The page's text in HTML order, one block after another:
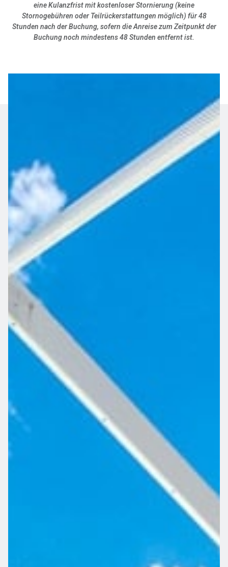
eine Kulanzfrist mit kostenloser Stornierung (keine
Stornogebühren oder Teilrückerstattungen möglich) für 48
Stunden nach der Buchung, sofern die Anreise zum Zeitpunkt der
Buchung noch mindestens 48 Stunden entfernt ist.